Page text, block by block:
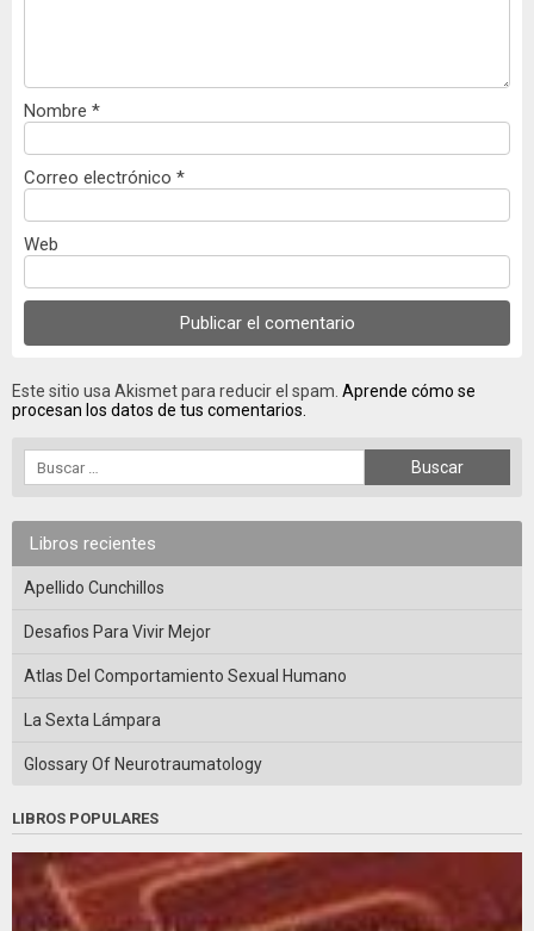
Nombre *
Correo electrónico *
Web
Este sitio usa Akismet para reducir el spam. Aprende cómo se
procesan los datos de tus comentarios.
Libros recientes
Apellido Cunchillos
Desafios Para Vivir Mejor
Atlas Del Comportamiento Sexual Humano
La Sexta Lámpara
Glossary Of Neurotraumatology
LIBROS POPULARES